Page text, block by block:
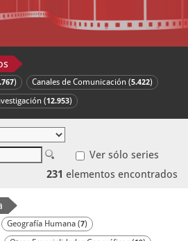
) Canales de Comunicación (5.422)
(12.953)
Ver sólo series
231 elementos encontrados
Geografía Humana (7)